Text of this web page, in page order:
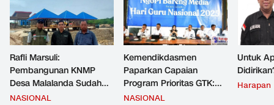
Rafli Marsuli:
Pembangunan KNMP
Desa Malalanda Sudah
Mencapai 69 Persen dan
NASIONAL
Kemendikdasmen
Paparkan Capaian
Program Prioritas GTK:
Kompetensi Meningkat,
NASIONAL
Untuk
Harapan